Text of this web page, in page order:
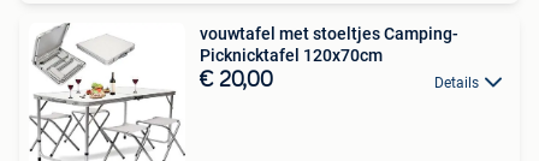
vouwtafel met stoeltjes Camping-
Picknicktafel 120x70cm
€ 20,00 Details